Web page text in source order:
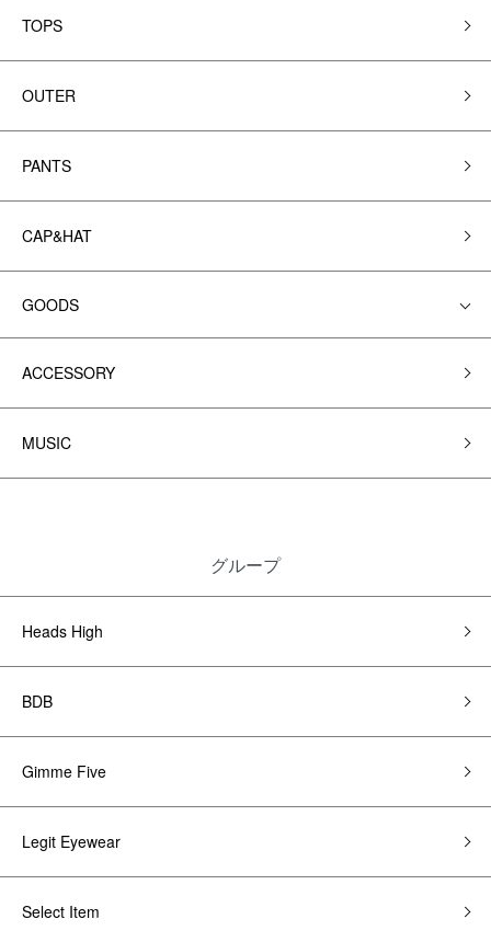
TOPS
OUTER
PANTS
CAP&HAT
GOODS
ACCESSORY
MUSIC
グループ
Heads High
BDB
Gimme Five
Legit Eyewear
Select Item